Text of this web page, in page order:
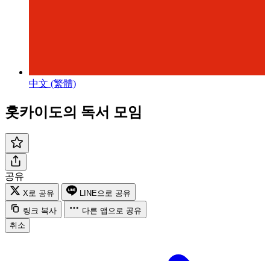
中文 (繁體)
홋카이도의 독서 모임
공유
X로 공유
LINE으로 공유
링크 복사
다른 앱으로 공유
취소